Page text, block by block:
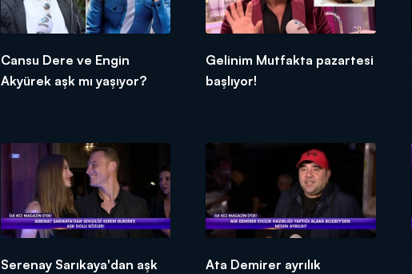
Cansu Dere ve Engin
Akyürek aşk mı yaşıyor?
Gelinim Mutfakta pazartesi
başlıyor!
Serenay Sarıkaya'dan aşk
Ata Demirer ayrılık